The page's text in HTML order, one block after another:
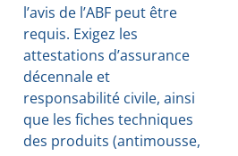
l’avis de l’ABF peut être
requis. Exigez les
attestations d’assurance
décennale et
responsabilité civile, ainsi
que les fiches techniques
des produits (antimousse,